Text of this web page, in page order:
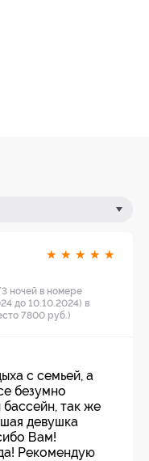
★ ★ ★ ★ ★
ночей в номере
до 10.10.2024) в
7800 руб.)
с семьей, а
безумно
так же
девушка
Вам!
Рекомендую